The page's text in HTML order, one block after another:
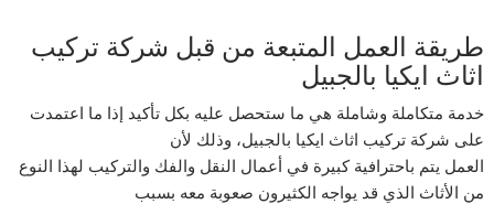
طريقة العمل المتبعة من قبل شركة تركيب
اثاث ايكيا بالجبيل
خدمة متكاملة وشاملة هي ما ستحصل عليه بكل تأكيد إذا ما اعتمدت
على شركة تركيب اثاث ايكيا بالجبيل، وذلك لأن
العمل يتم باحترافية كبيرة في أعمال النقل والفك والتركيب لهذا النوع
من الأثاث الذي قد يواجه الكثيرون صعوبة معه بسبب